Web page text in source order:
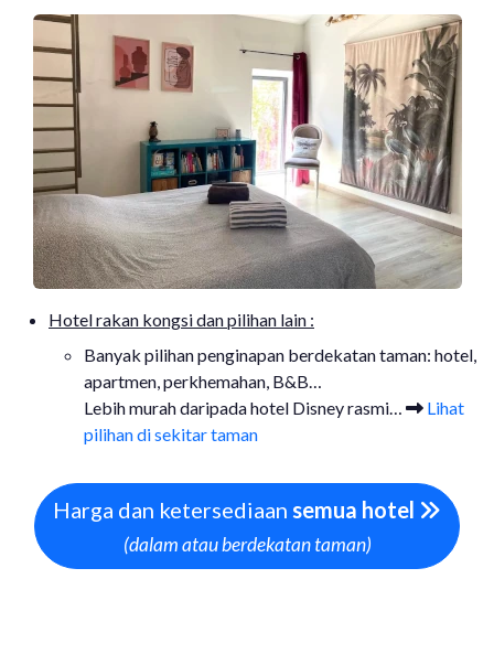
Hotel rakan kongsi dan pilihan lain :
Banyak pilihan penginapan berdekatan taman: hotel,
apartmen, perkhemahan, B&B…
Lebih murah daripada hotel Disney rasmi…
Lihat
pilihan di sekitar taman
Harga dan ketersediaan semua hotel
(dalam atau berdekatan taman)